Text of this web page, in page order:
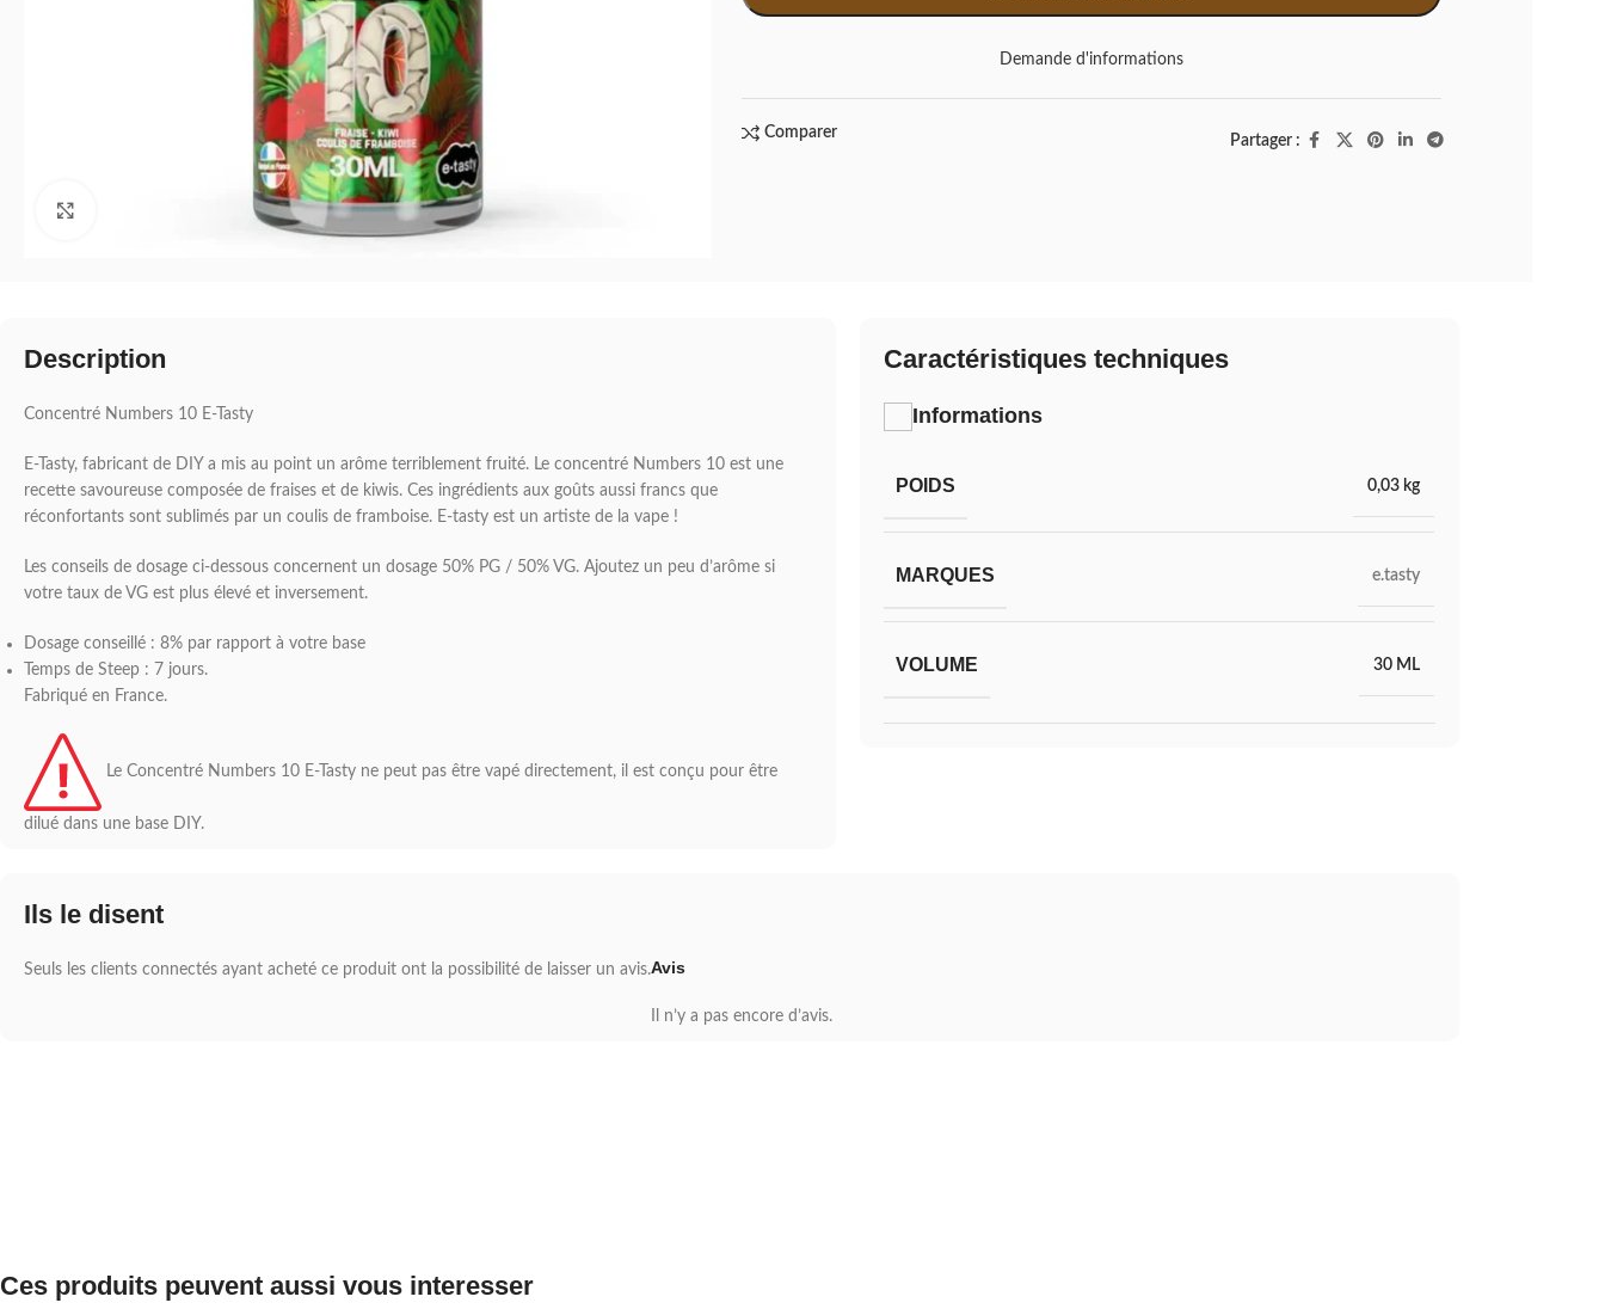
Demande d'informations
Comparer Partager :
Description
Concentré Numbers 10 E-Tasty
E-Tasty, fabricant de DIY a mis au point un arôme terriblement fruité. Le concentré Numbers 10 est une
recette savoureuse composée de fraises et de kiwis. Ces ingrédients aux goûts aussi francs que
réconfortants sont sublimés par un coulis de framboise. E-tasty est un artiste de la vape !
Les conseils de dosage ci-dessous concernent un dosage 50% PG / 50% VG. Ajoutez un peu d’arôme si
votre taux de VG est plus élevé et inversement.
Dosage conseillé : 8% par rapport à votre base
Temps de Steep : 7 jours.
Fabriqué en France.
Le Concentré Numbers 10 E-Tasty ne peut pas être vapé directement, il est conçu pour être
dilué dans une base DIY.
Caractéristiques techniques
Informations
POIDS 0,03 kg
MARQUES e.tasty
VOLUME 30 ML
Ils le disent
Avis
Il n’y a pas encore d’avis.
Seuls les clients connectés ayant acheté ce produit ont la possibilité de laisser un avis.
Ces produits peuvent aussi vous interesser